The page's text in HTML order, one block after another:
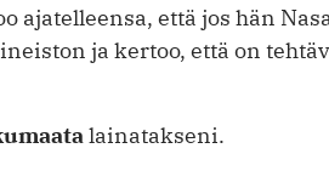
ajatelleensa, että jos hän
ja kertoo, että on
lainatakseni.